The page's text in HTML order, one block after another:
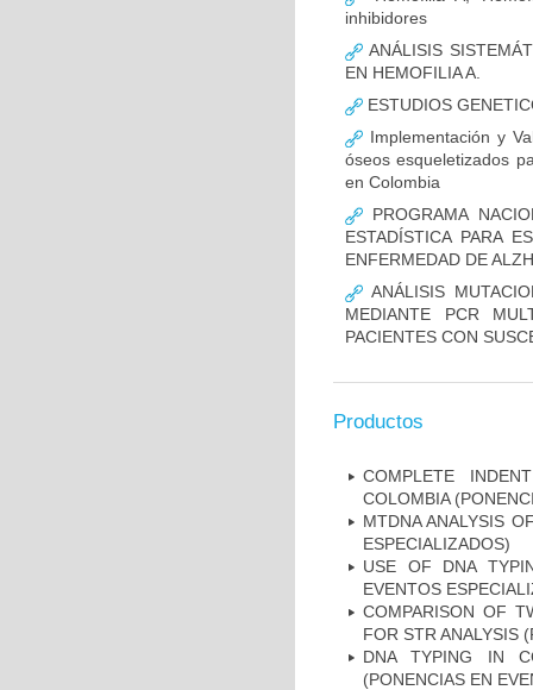
inhibidores
ANÁLISIS
EN HEMOFILIA A.
ESTUDIOS
Implementación y
óseos esqueletizados
en Colombia
PROGRAMA
ESTADÍSTICA PARA
ENFERMEDAD DE
ANÁLISIS
MEDIANTE PCR
PACIENTES CON
Productos
COMPLETE
COLOMBIA
MTDNA ANALYSIS
ESPECIALIZADOS)
USE OF DNA
EVENTOS
COMPARISON OF
FOR STR ANALYSIS
DNA TYPING IN
(PONENCIAS EN